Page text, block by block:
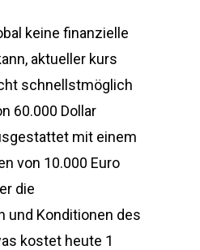
keine finanzielle
aktueller kurs
schnellstmöglich
60.000 Dollar
mit einem
von 10.000 Euro
die
und Konditionen des
kostet heute 1